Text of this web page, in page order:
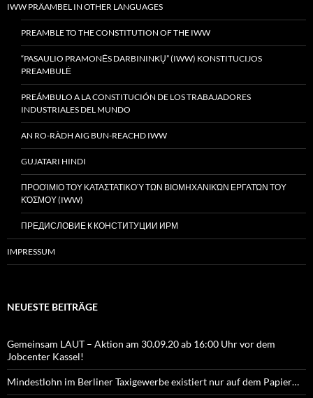
IWW PRÄAMBEL IN OTHER LANGUAGES
PREAMBLE TO THE CONSTITUTION OF THE IWW
“PASAULIO PRAMONĖS DARBININKŲ” (IWW) KONSTITUCIJOS
PREAMBULĖ
PREÁMBULO A LA CONSTITUCIÓN DE LOS TRABAJADORES
INDUSTRIALES DEL MUNDO
AN RO-RÀDH AIG BUN-REACHD IWW
GUJATARI HINDI
ΠΡΟΟΊΜΙΟ ΤΟΥ ΚΑΤΑΣΤΑΤΙΚΟΎ ΤΩΝ ΒΙΟΜΗΧΑΝΙΚΏΝ ΕΡΓΑΤΏΝ ΤΟΥ
ΚΌΣΜΟΥ (IWW)
ПРЕДИСЛОВИЕ К КОНСТИТУЦИИ ИРМ
IMPRESSUM
NEUESTE BEITRÄGE
Gemeinsam LAUT – Aktion am 30.09.20 ab 16:00 Uhr vor dem
Jobcenter Kassel!
Mindestlohn im Berliner Taxigewerbe existiert nur auf dem Papier…